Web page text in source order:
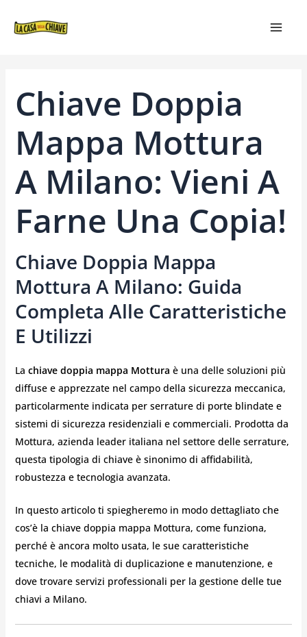
Chiave Doppia
Mappa Mottura
A Milano: Vieni A
Farne Una Copia!
Chiave Doppia Mappa
Mottura A Milano: Guida
Completa Alle Caratteristiche
E Utilizzi
La chiave doppia mappa Mottura è una delle soluzioni più
diffuse e apprezzate nel campo della sicurezza meccanica,
particolarmente indicata per serrature di porte blindate e
sistemi di sicurezza residenziali e commerciali. Prodotta da
Mottura, azienda leader italiana nel settore delle serrature,
questa tipologia di chiave è sinonimo di affidabilità,
robustezza e tecnologia avanzata.
In questo articolo ti spiegheremo in modo dettagliato che
cos’è la chiave doppia mappa Mottura, come funziona,
perché è ancora molto usata, le sue caratteristiche
tecniche, le modalità di duplicazione e manutenzione, e
dove trovare servizi professionali per la gestione delle tue
chiavi a Milano.
ARTICOLI